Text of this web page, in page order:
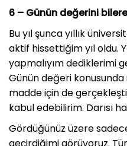
6 – Günün değerini
Bu yıl şunca yıllık
aktif hissettiğim yıl oldu.
yapmalıyım dediklerimi
Günün değeri
madde için de
kabul edebilirim. Darısı
Gördüğünüz üzere